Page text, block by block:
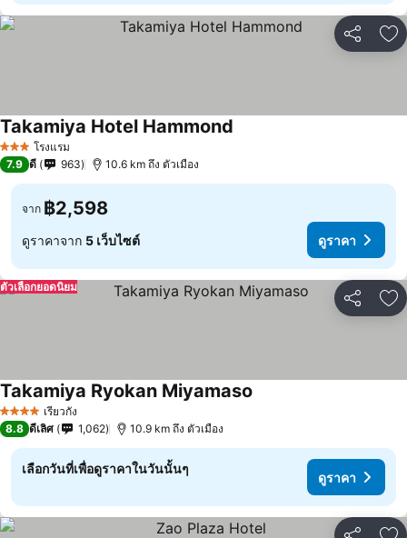
แชร์ เ
3 ดาว โรงแรม
Takamiya Hotel Hammond
7.9 ดี 963 10.6 km ถึง ตัวเมือง
จาก ฿2,598
ดูราคาจาก 5 เว็บไซต์ ดูราคา
แชร์ เ
ตัวเลือกยอดนิยม
4 ดาว เรียวกัง
Takamiya Ryokan Miyamaso
8.8 ดีเลิศ 1,062 10.9 km ถึง ตัวเมือง
เลือกวันที่เพื่อดูราคาในวันนั้นๆ
ดูราคา